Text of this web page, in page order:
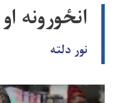
انځورونه
نور دلته